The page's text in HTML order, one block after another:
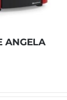
ANGELA